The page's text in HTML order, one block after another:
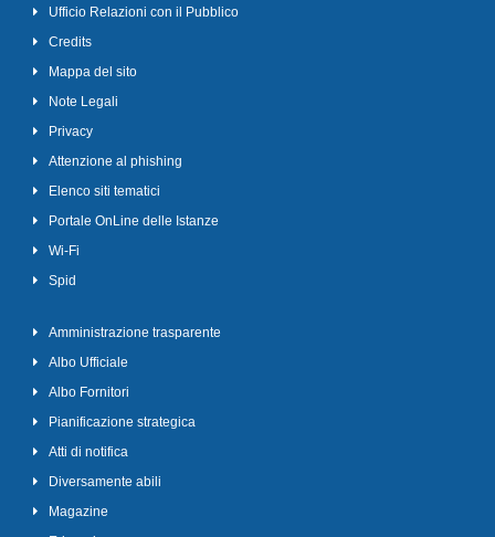
Ufficio Relazioni con il Pubblico
Credits
Mappa del sito
Note Legali
Privacy
Attenzione al phishing
Elenco siti tematici
Portale OnLine delle Istanze
Wi-Fi
Spid
Amministrazione trasparente
Albo Ufficiale
Albo Fornitori
Pianificazione strategica
Atti di notifica
Diversamente abili
Magazine